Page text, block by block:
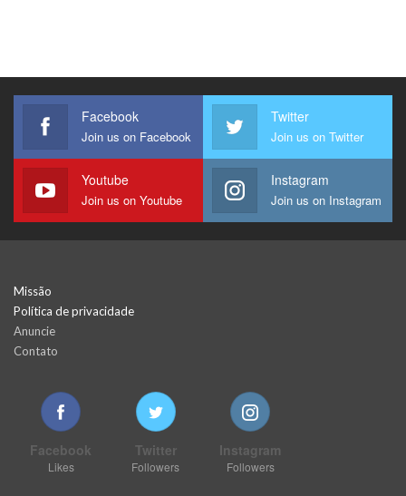
Facebook
Join us on Facebook
Twitter
Join us on Twitter
Youtube
Join us on Youtube
Instagram
Join us on Instagram
Missão
Política de privacidade
Anuncie
Contato
Facebook
Likes
Twitter
Followers
Instagram
Followers